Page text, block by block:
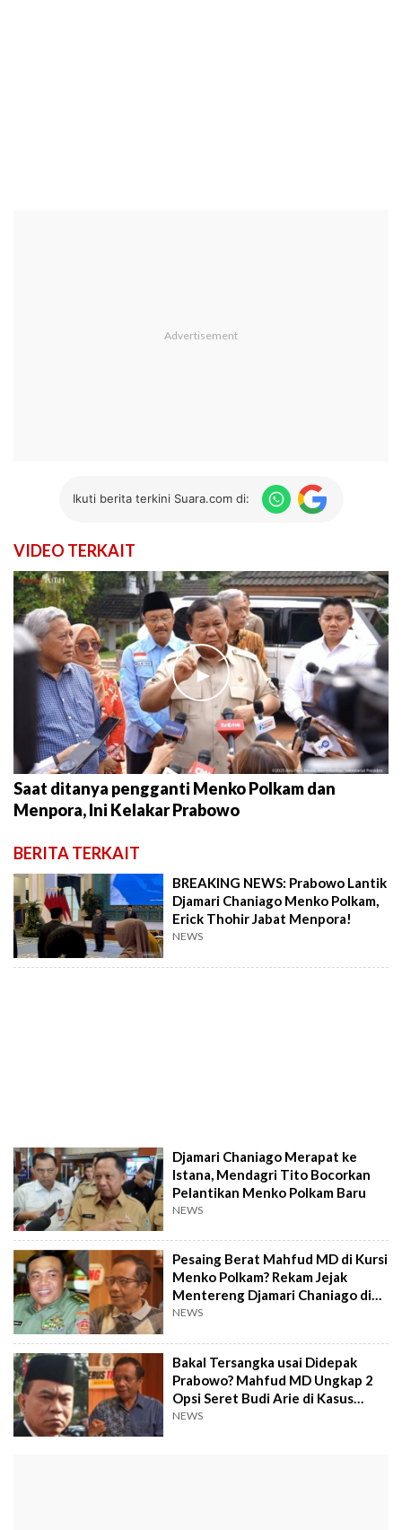
Ikuti berita terkini Suara.com di:
VIDEO TERKAIT
►
Saat ditanya pengganti Menko Polkam dan
Menpora, Ini Kelakar Prabowo
BERITA TERKAIT
BREAKING NEWS: Prabowo Lantik
Djamari Chaniago Menko Polkam,
Erick Thohir Jabat Menpora!
NEWS
Djamari Chaniago Merapat ke
Istana, Mendagri Tito Bocorkan
Pelantikan Menko Polkam Baru
NEWS
Pesaing Berat Mahfud MD di Kursi
Menko Polkam? Rekam Jejak
Mentereng Djamari Chaniago di
Militer!
NEWS
Bakal Tersangka usai Didepak
Prabowo? Mahfud MD Ungkap 2
Opsi Seret Budi Arie di Kasus
Judol
NEWS